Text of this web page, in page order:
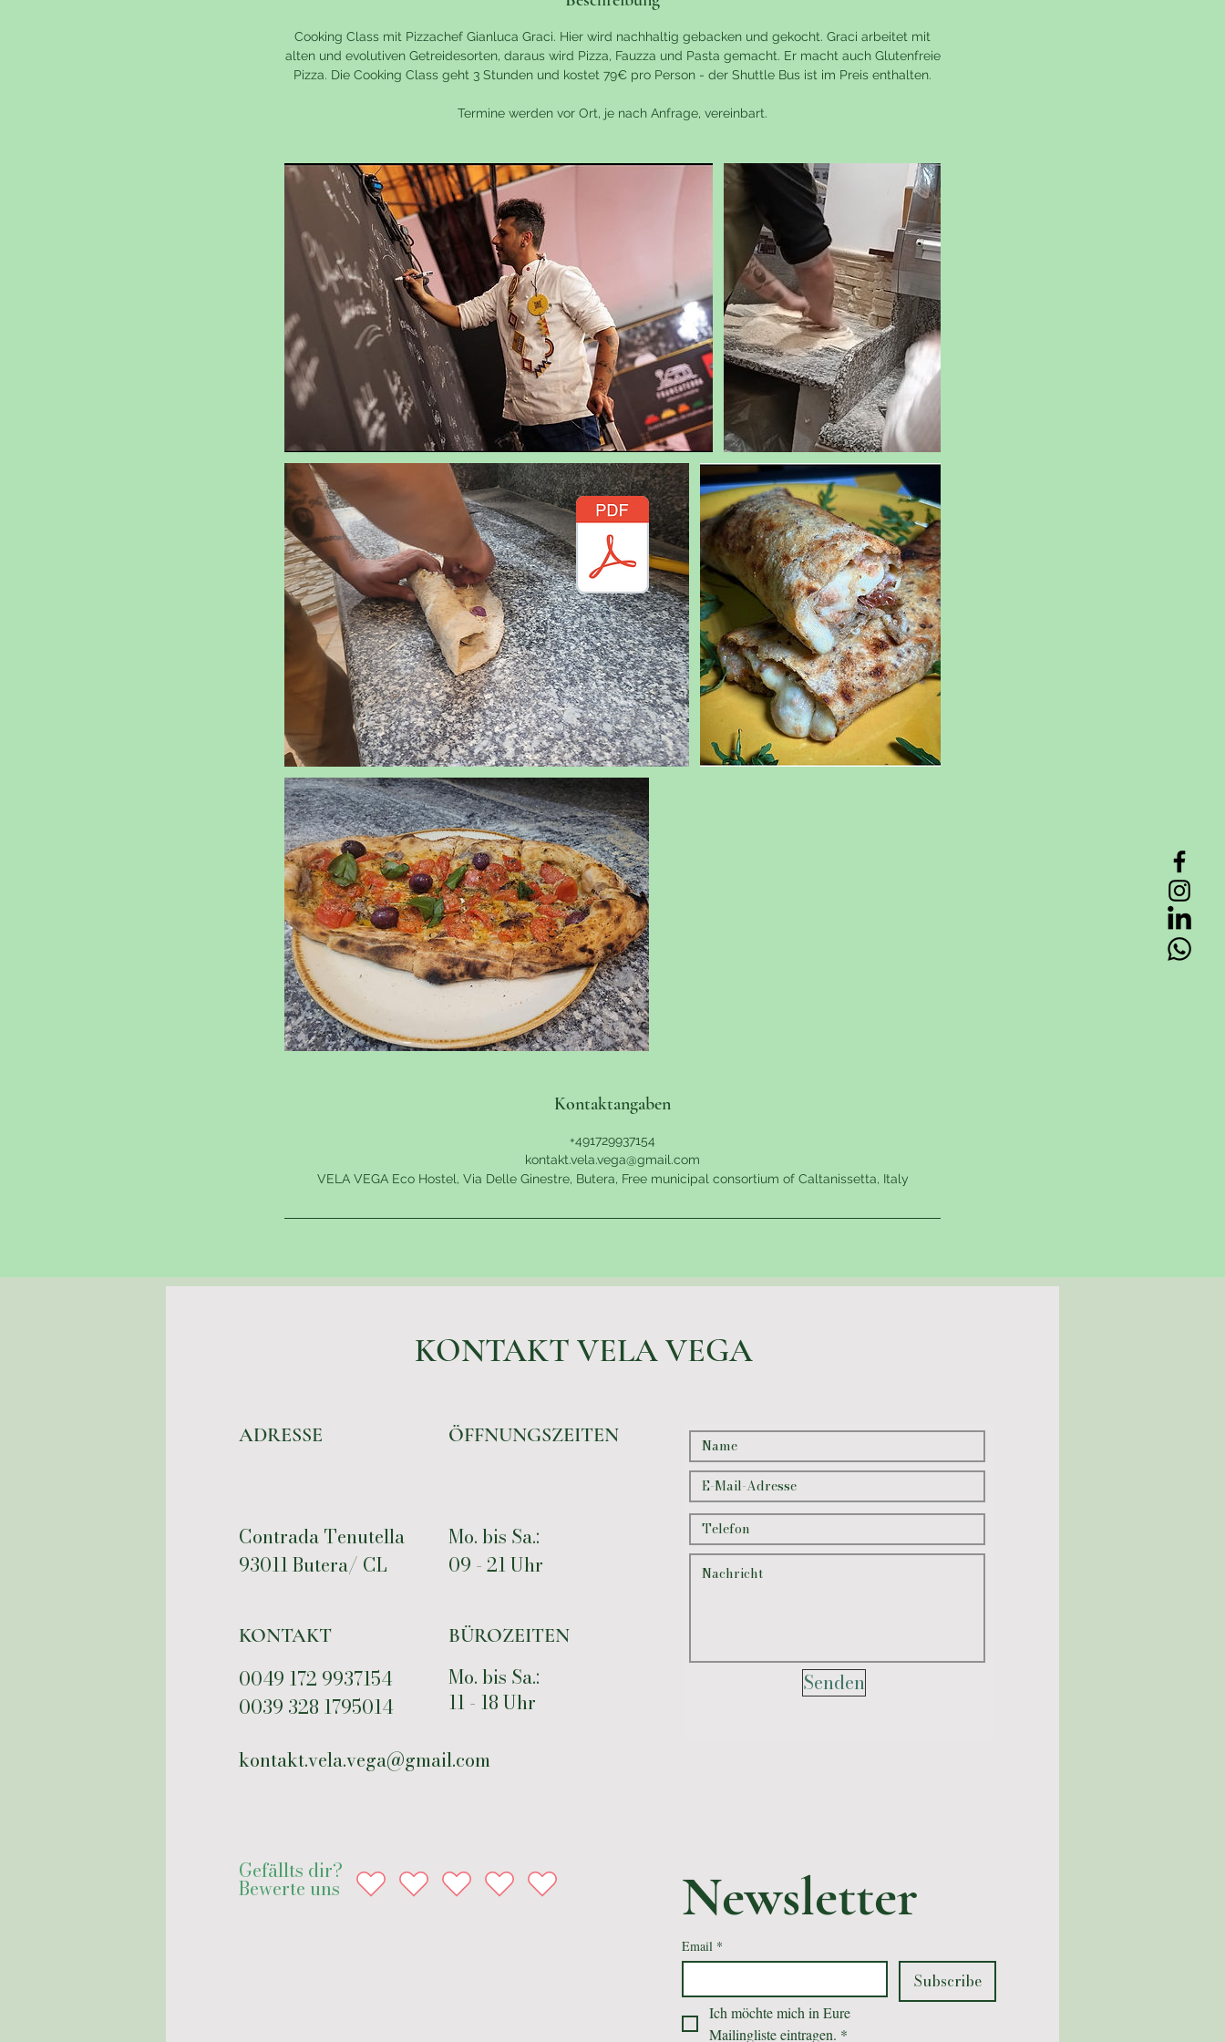
.
Cooking Class mit Pizzachef Gianluca Graci. Hier wird nachhaltig gebacken und gekocht. Graci arbeitet mit
alten und evolutiven Getreidesorten, daraus wird Pizza, Fauzza und Pasta gemacht. Er macht auch Glutenfreie
Pizza. Die Cooking Class geht 3 Stunden und kostet 79€ pro Person - der Shuttle Bus ist im Preis enthalten.
Termine werden vor Ort, je nach Anfrage, vereinbart.
Kontaktangaben
+491729937154
kontakt.vela.vega@gmail.com
VELA VEGA Eco Hostel, Via Delle Ginestre, Butera, Free municipal consortium of Caltanissetta, Italy
KONTAKT VELA VEGA
ADRESSE ÖFFNUNGSZEITEN
Contrada Tenutella
93011 Butera/ CL
Mo. bis Sa.:
09 - 21 Uhr
KONTAKT
0049 172 9937154
0039 328 1795014
BÜROZEITEN
Mo. bis Sa.:
11 - 18 Uhr
Senden
kontakt.vela.vega@gmail.com
Gefällts dir?
Bewerte uns Newsletter
Email *
Subscribe
Ich möchte mich in Eure
Mailingliste eintragen. *